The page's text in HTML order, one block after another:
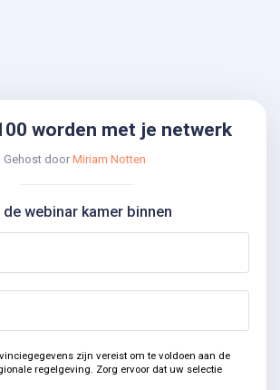
worden met je netwerk
Gehost door Miriam Notten
de webinar kamer binnen
zijn vereist om te voldoen aan de
regelgeving. Zorg ervoor dat uw selectie